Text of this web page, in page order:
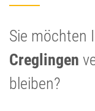
Sie möchten
Creglingen
bleiben?